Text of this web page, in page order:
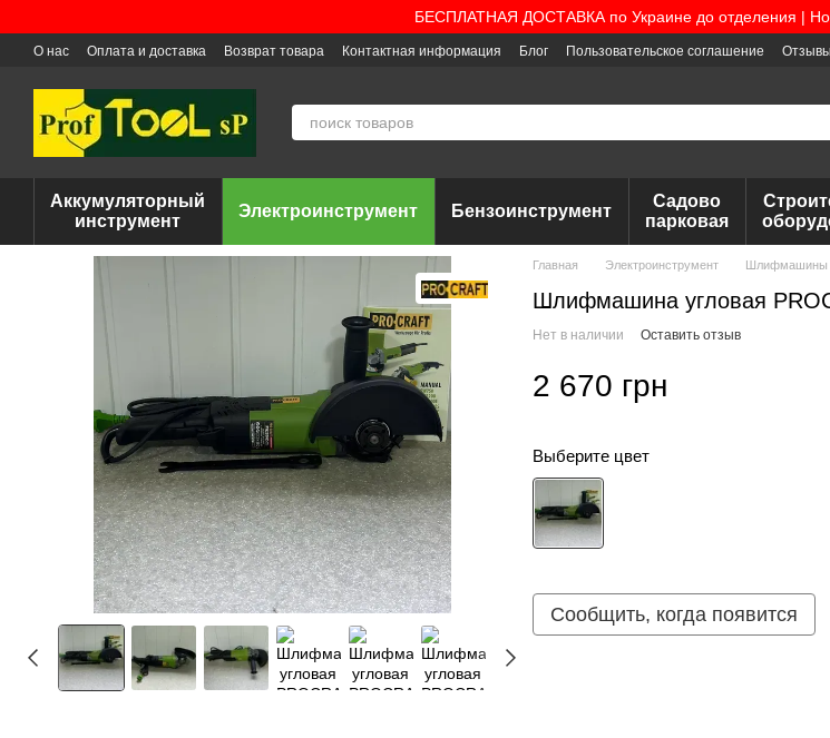
БЕСПЛАТНАЯ ДОСТАВКА по Украине до отделения |
О нас Оплата и доставка Возврат товара Контактная информация Блог Пользовательское соглашение
Аккумуляторный
инструмент
Электроинструмент Бензоинструмент
Садово
парковая
Главная Электроинструмент Шлифмашины
Шлифмашина угловая
Нет в наличии Оставить отзыв
2 670 грн
Выберите цвет
Сообщить, когда появится